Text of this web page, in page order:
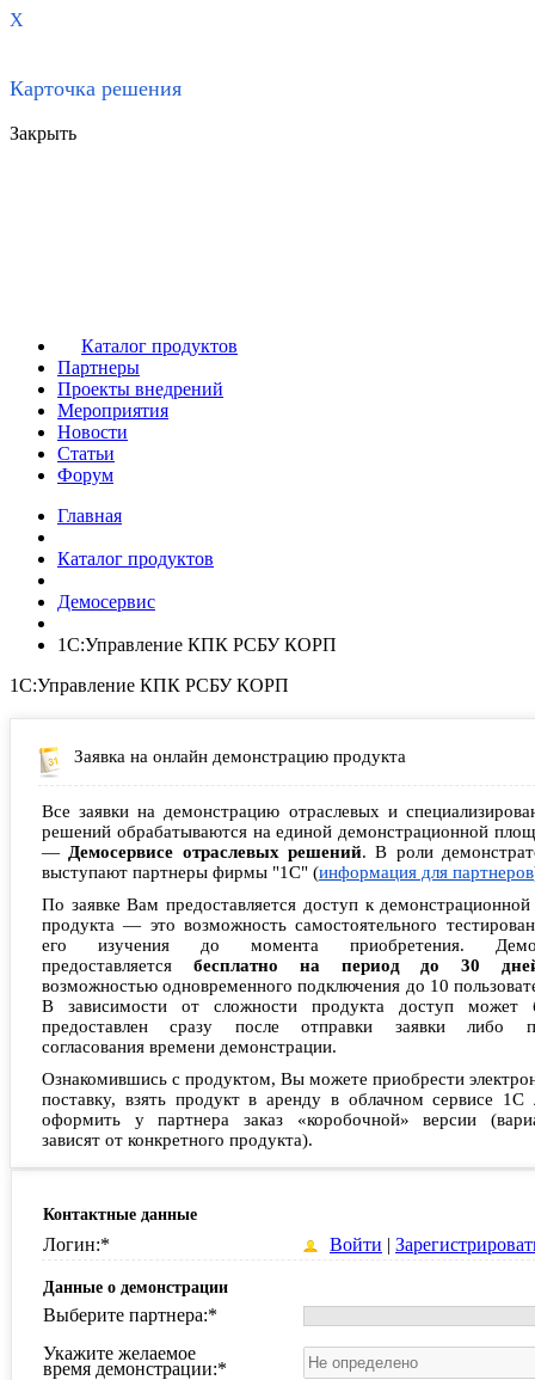
X
Карточка решения
Закрыть
Каталог продуктов
Партнеры
Проекты внедрений
Мероприятия
Новости
Статьи
Форум
Главная
Каталог продуктов
Демосервис
1С:Управление КПК РСБУ КОРП
1С:Управление КПК РСБУ КОРП
Заявка на онлайн демонстрацию продукта
Все заявки на демонстрацию отраслевых и
решений обрабатываются на единой демонстрационной
— Демосервисе отраслевых решений. В роли
выступают партнеры фирмы "1С" (информация для партнеров
По заявке Вам предоставляется доступ к демонстрационной
продукта — это возможность самостоятельного
его изучения до момента приобретения.
предоставляется бесплатно на период до 30
возможностью одновременного подключения до 10
В зависимости от сложности продукта доступ может
предоставлен сразу после отправки заявки либо
согласования времени демонстрации.
Ознакомившись с продуктом, Вы можете приобрести
поставку, взять продукт в аренду в облачном сервисе 1С
оформить у партнера заказ «коробочной» версии
зависят от конкретного продукта).
Контактные данные
Логин:* Войти |
Данные о демонстрации
Выберите партнера:*
Укажите желаемое
время демонстрации:*